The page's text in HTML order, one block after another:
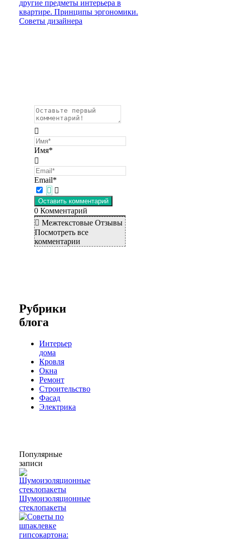
другие предметы интерьера в
квартире. Принципы эргономики.
Советы дизайнера
Имя*
Email*
0 Комментарий
Межтекстовые Отзывы
Посмотреть все
комментарии
Рубрики
блога
Интерьер
дома
Кровля
Окна
Ремонт
Строительство
Фасад
Электрика
Популярные
записи
Шумоизоляционные
стеклопакеты